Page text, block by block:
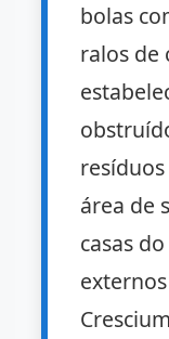
bolas
ralos de
área de
casas